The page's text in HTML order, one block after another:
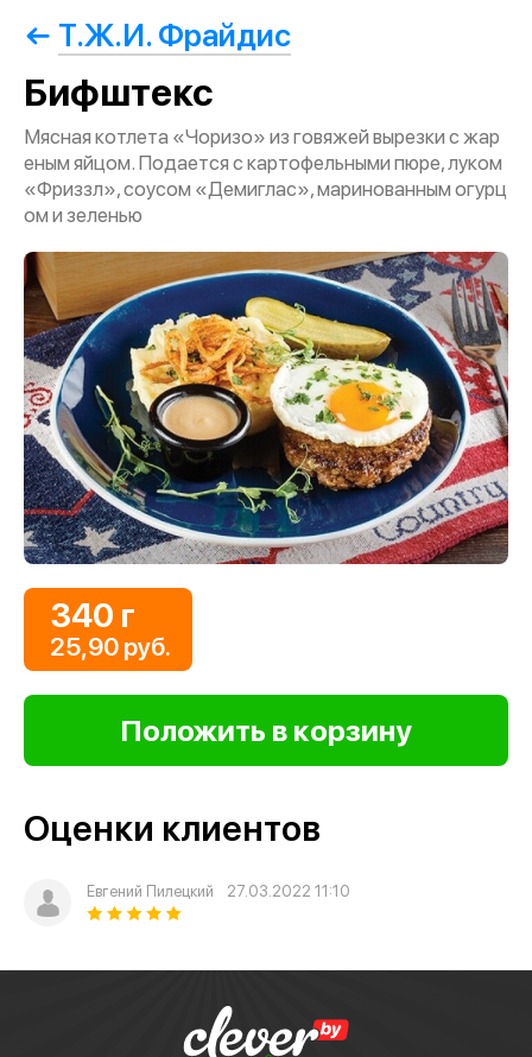
Т.Ж.И. Фрайдис
Бифштекс
Мясная котлета «Чоризо» из говяжей вырезки с жар
еным яйцом. Подается с картофельными пюре, луком
«Фриззл», соусом «Демиглас», маринованным огурц
ом и зеленью
340 г
25,90 руб.
Оценки клиентов
Евгений Пилецкий 27.03.2022 11:10